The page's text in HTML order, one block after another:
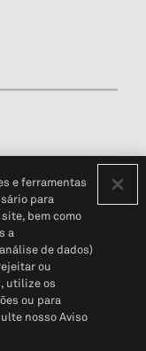
(em inglês)
S&P Global
e ferramentas
para
bem como
a
de dados)
ou
utilize os
ou para
nosso Aviso